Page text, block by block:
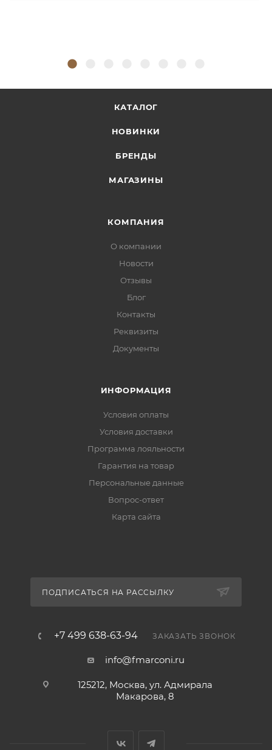
КАТАЛОГ
НОВИНКИ
БРЕНДЫ
МАГАЗИНЫ
КОМПАНИЯ
О компании
Новости
Отзывы
Блог
Контакты
Реквизиты
Документы
ИНФОРМАЦИЯ
Условия оплаты
Условия доставки
Программа лояльности
Гарантия на товар
Персональные данные
Вопрос-ответ
Карта сайта
ПОДПИСАТЬСЯ НА РАССЫЛКУ
+7 499 638-63-94 ЗАКАЗАТЬ ЗВОНОК
info@fmarconi.ru
125212, Москва, ул. Адмирала
Макарова, 8